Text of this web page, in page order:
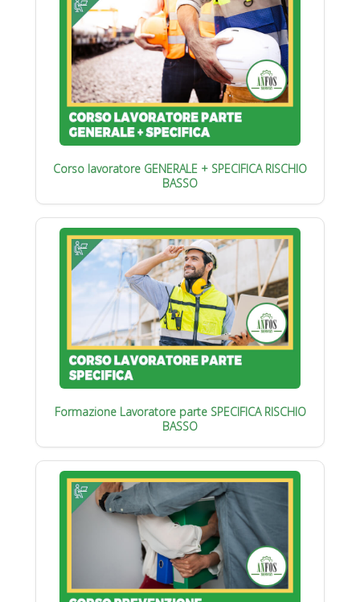
Corso lavoratore GENERALE + SPECIFICA RISCHIO
BASSO
Formazione Lavoratore parte SPECIFICA RISCHIO
BASSO